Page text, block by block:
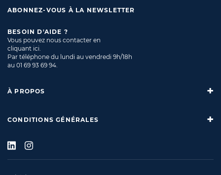
ABONNEZ-VOUS À LA NEWSLETTER
BESOIN D'AIDE ?
Vous pouvez nous contacter en
cliquant ici.
Par téléphone du lundi au vendredi 9h/18h
au 01 69 93 69 94.
À PROPOS
CONDITIONS GÉNÉRALES